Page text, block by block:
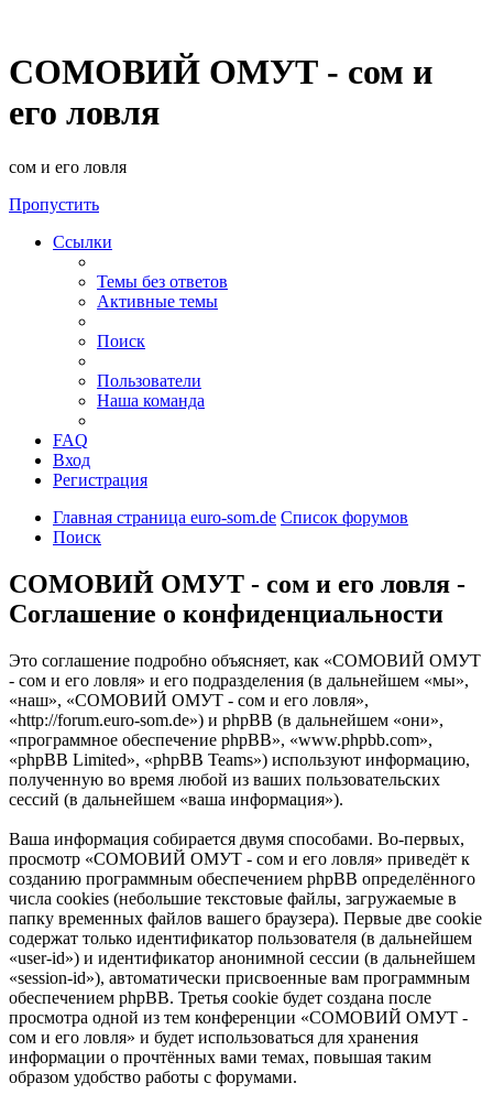
СОМОВИЙ ОМУТ - сом и
его ловля
сом и его ловля
Пропустить
Ссылки
Темы без ответов
Активные темы
Поиск
Пользователи
Наша команда
FAQ
Вход
Регистрация
Главная страница euro-som.de Список форумов
Поиск
СОМОВИЙ ОМУТ - сом и его ловля -
Соглашение о конфиденциальности
Это соглашение подробно объясняет, как «СОМОВИЙ ОМУТ
- сом и его ловля» и его подразделения (в дальнейшем «мы»,
«наш», «СОМОВИЙ ОМУТ - сом и его ловля»,
«http://forum.euro-som.de») и phpBB (в дальнейшем «они»,
«программное обеспечение phpBB», «www.phpbb.com»,
«phpBB Limited», «phpBB Teams») используют информацию,
полученную во время любой из ваших пользовательских
сессий (в дальнейшем «ваша информация»).
Ваша информация собирается двумя способами. Во-первых,
просмотр «СОМОВИЙ ОМУТ - сом и его ловля» приведёт к
созданию программным обеспечением phpBB определённого
числа cookies (небольшие текстовые файлы, загружаемые в
папку временных файлов вашего браузера). Первые две cookie
содержат только идентификатор пользователя (в дальнейшем
«user-id») и идентификатор анонимной сессии (в дальнейшем
«session-id»), автоматически присвоенные вам программным
обеспечением phpBB. Третья cookie будет создана после
просмотра одной из тем конференции «СОМОВИЙ ОМУТ -
сом и его ловля» и будет использоваться для хранения
информации о прочтённых вами темах, повышая таким
образом удобство работы с форумами.